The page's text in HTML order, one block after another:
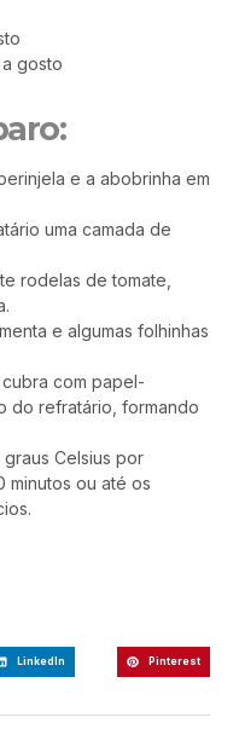
gosto
e a abobrinha em
uma camada de
rodelas de tomate,
e algumas folhinhas
com papel-
do refratário, formando
Celsius por
minutos ou até os
LinkedIn Pinterest